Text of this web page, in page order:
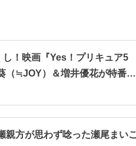
！映画『Yes！プリキュア5
（≒JOY）＆増井優花が特番で
方が思わず唸った瀬尾まいこ